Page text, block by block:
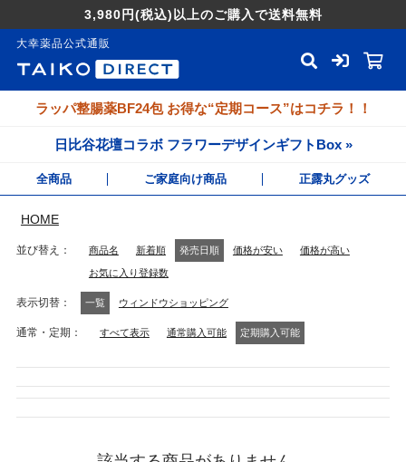
3,980円(税込) 以上のご購入で送料無料
大幸薬品公式通販
ラッパ整腸薬BF24包 お得な“定期コース”はコチラ！！
日比谷花壇コラボ フラワーデザインギフトBox »
全商品 ご家庭向け商品 正露丸グッズ
HOME
並び替え 商品名 新着順 発売日順 価格が安い 価格が高い
お気に入り登録数
表示切替 一覧 ウィンドウショッピング
通常・定期 すべて表示 通常購入可能 定期購入可能